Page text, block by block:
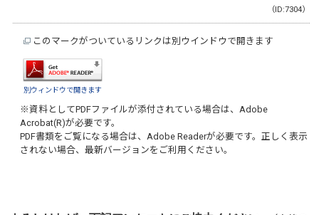
（ID:7304）
このマークがついているリンクは別ウインドウで開きます
別ウィンドウで開きます
※資料としてPDFファイルが添付されている場合は、 Adobe
Acrobat(R)が必要です。
PDF書類をご覧になる場合は、 Adobe Readerが必要です。正しく表示
されない場合、最新バージョンをご利用ください。